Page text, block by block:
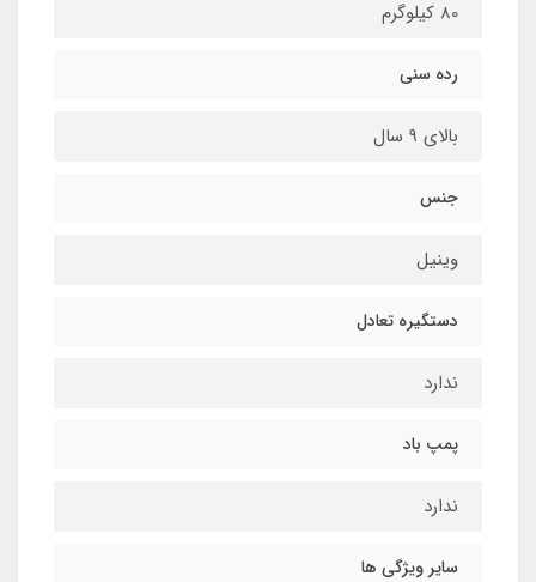
80 کیلوگرم
رده سنی
بالای 9 سال
جنس
وینیل
دستگیره تعادل
ندارد
پمپ باد
ندارد
سایر ویژگی ها